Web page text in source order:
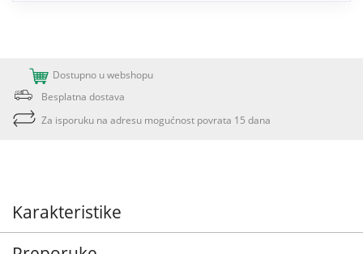
Dostupno u webshopu
Besplatna dostava
Za isporuku na adresu mogućnost povrata 15 dana
Karakteristike